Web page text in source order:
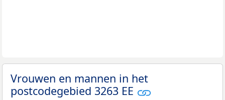
Vrouwen en mannen in het
postcodegebied 3263 EE